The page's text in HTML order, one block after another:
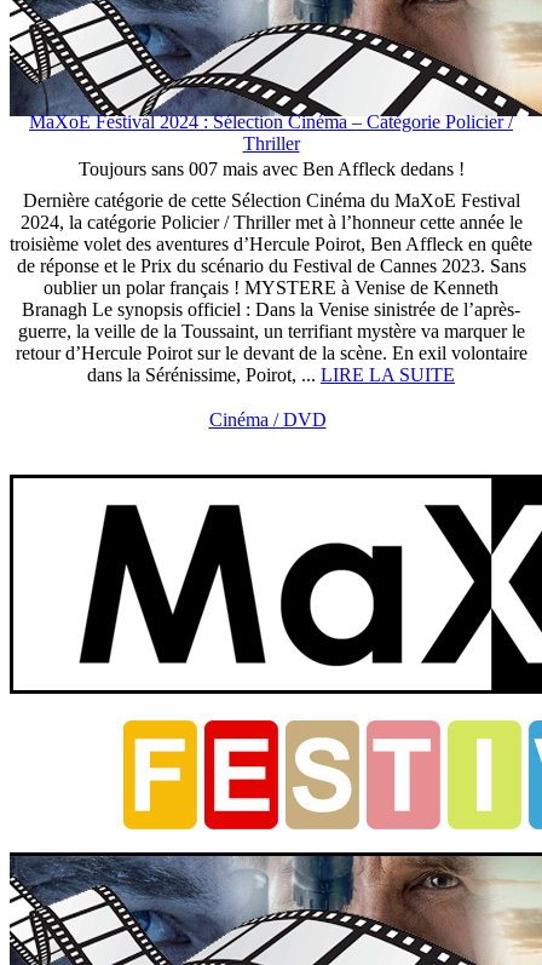
MaXoE Festival 2024 : Sélection Cinéma – Catégorie Policier /
Thriller
Toujours sans 007 mais avec Ben Affleck dedans !
Dernière catégorie de cette Sélection Cinéma du MaXoE Festival
2024, la catégorie Policier / Thriller met à l’honneur cette année le
troisième volet des aventures d’Hercule Poirot, Ben Affleck en quête
de réponse et le Prix du scénario du Festival de Cannes 2023. Sans
oublier un polar français ! MYSTERE à Venise de Kenneth
Branagh Le synopsis officiel : Dans la Venise sinistrée de l’après-
guerre, la veille de la Toussaint, un terrifiant mystère va marquer le
retour d’Hercule Poirot sur le devant de la scène. En exil volontaire
dans la Sérénissime, Poirot, ... LIRE LA SUITE
Cinéma / DVD